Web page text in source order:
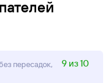
пересадок,
9 из 10